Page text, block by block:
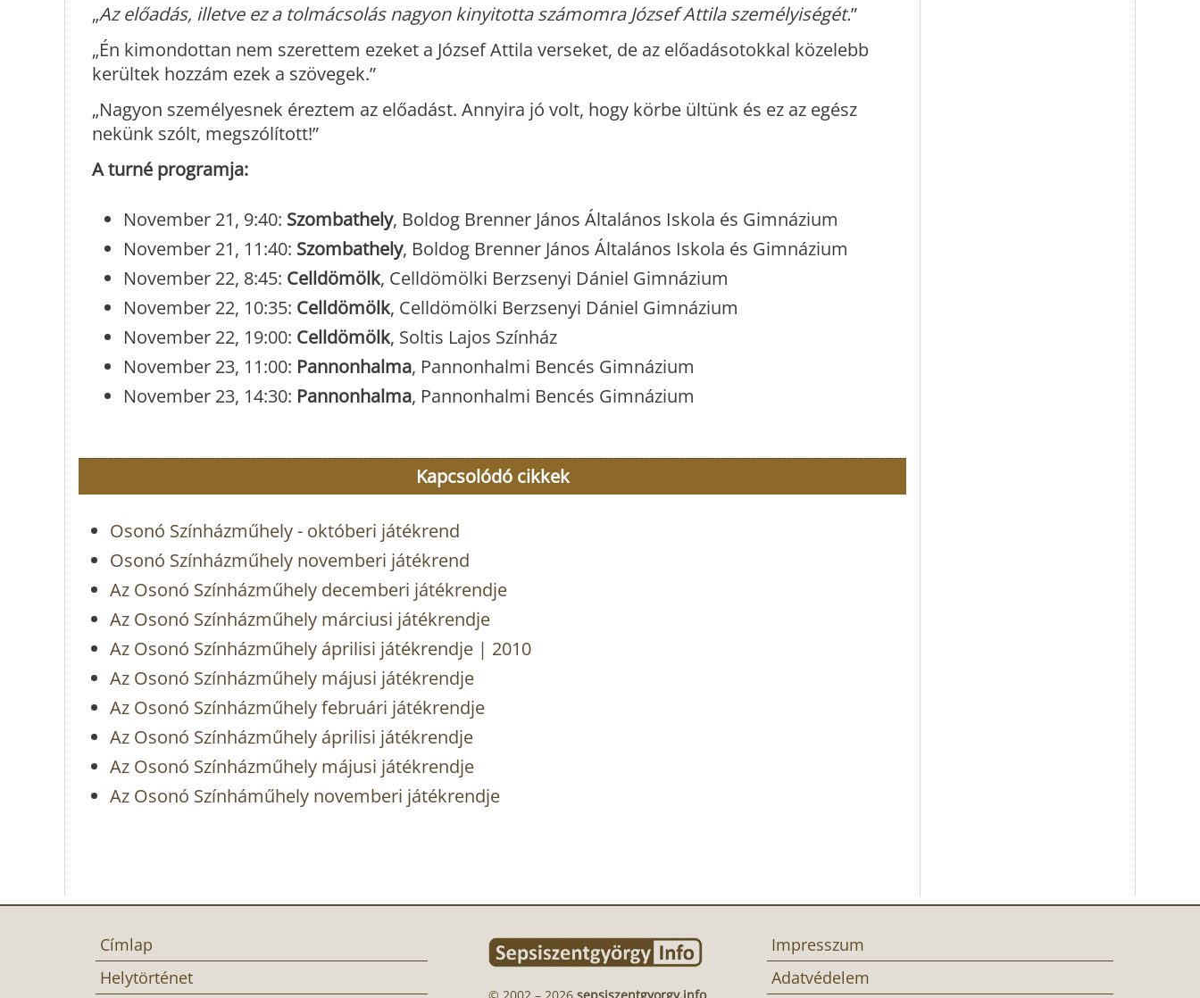
„Az előadás, illetve ez a tolmácsolás nagyon kinyitotta számomra József Attila személyiségét.”
„Én kimondottan nem szerettem ezeket a József Attila verseket, de az előadásotokkal közelebb
kerültek hozzám ezek a szövegek.”
„Nagyon személyesnek éreztem az előadást. Annyira jó volt, hogy körbe ültünk és ez az egész
nekünk szólt, megszólított!”
A turné programja:
November 21, 9:40: Szombathely, Boldog Brenner János Általános Iskola és Gimnázium
November 21, 11:40: Szombathely, Boldog Brenner János Általános Iskola és Gimnázium
November 22, 8:45: Celldömölk, Celldömölki Berzsenyi Dániel Gimnázium
November 22, 10:35: Celldömölk, Celldömölki Berzsenyi Dániel Gimnázium
November 22, 19:00: Celldömölk, Soltis Lajos Színház
November 23, 11:00: Pannonhalma, Pannonhalmi Bencés Gimnázium
November 23, 14:30: Pannonhalma, Pannonhalmi Bencés Gimnázium
Kapcsolódó cikkek
Osonó Színházműhely - októberi játékrend
Osonó Színházműhely novemberi játékrend
Az Osonó Színházműhely decemberi játékrendje
Az Osonó Színházműhely márciusi játékrendje
Az Osonó Színházműhely áprilisi játékrendje | 2010
Az Osonó Színházműhely májusi játékrendje
Az Osonó Színházműhely februári játékrendje
Az Osonó Színházműhely áprilisi játékrendje
Az Osonó Színházműhely májusi játékrendje
Az Osonó Színháműhely novemberi játékrendje
Címlap
Helytörténet
Impresszum
Adatvédelem